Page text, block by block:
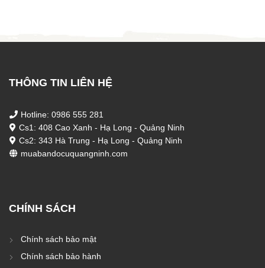
THÔNG TIN LIÊN HỆ
Hotline: 0986 555 281
Cs1: 408 Cao Xanh - Hạ Long - Quảng Ninh
Cs2: 343 Hà Trung - Hạ Long - Quảng Ninh
muabandocuquangninh.com
CHÍNH SÁCH
Chính sách bảo mật
Chính sách bảo hành